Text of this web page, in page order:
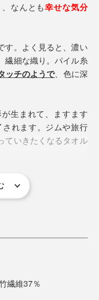
とフカッとして頼もし
すいように感じまし
きる限り減らしていま
なんとも幸せな気分
す。よく見ると、濃い
繊細な織り。パイル糸
ッチのようで、色に深
生まれて、ますます
されます。ジムや旅行
ていきたくなるタオル
繊維37％